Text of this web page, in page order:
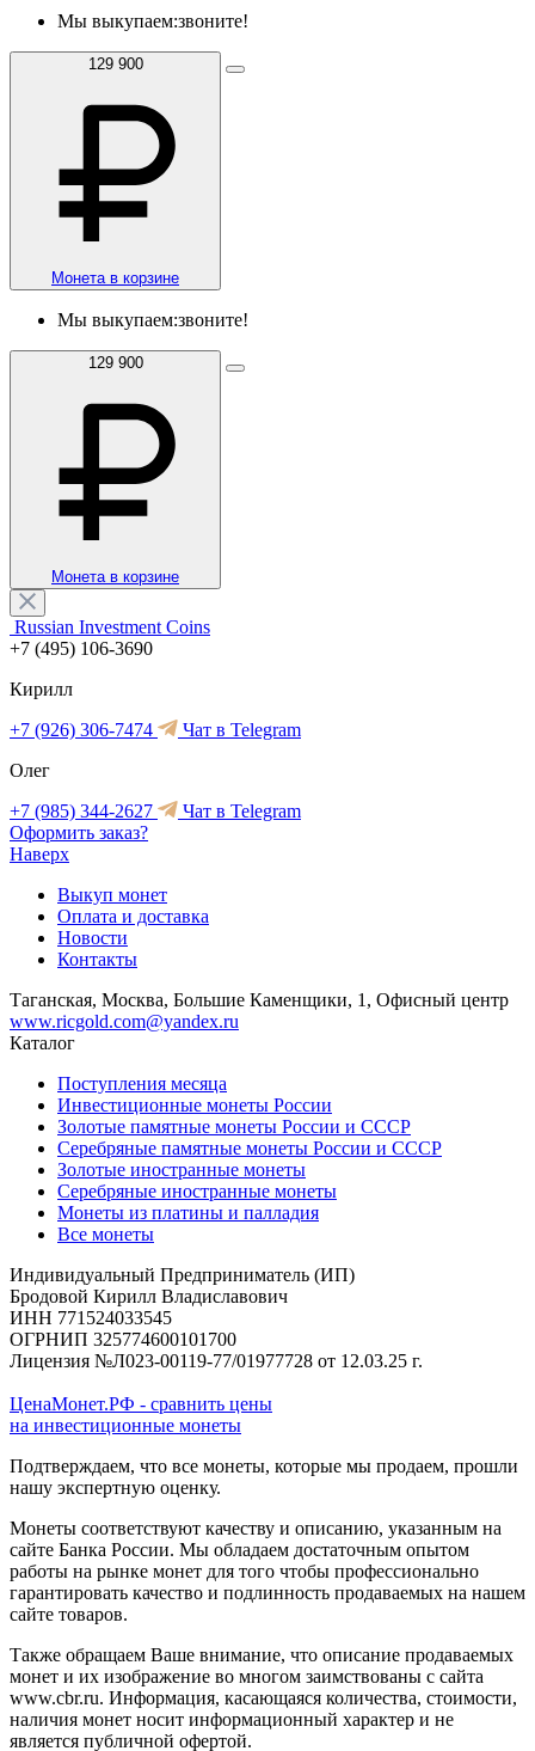
Мы выкупаем:звоните!
129 900
Монета в корзине
Мы выкупаем:звоните!
129 900
Монета в корзине
Russian Investment Coins
+7 (495) 106-3690
Кирилл
+7 (926) 306-7474
Чат в Telegram
Олег
+7 (985) 344-2627
Чат в Telegram
Оформить заказ?
Наверх
Выкуп монет
Оплата и доставка
Новости
Контакты
Таганская, Москва, Большие Каменщики, 1, Офисный центр
www.ricgold.com@yandex.ru
Каталог
Поступления месяца
Инвестиционные монеты России
Золотые памятные монеты России и СССР
Серебряные памятные монеты России и СССР
Золотые иностранные монеты
Серебряные иностранные монеты
Монеты из платины и палладия
Все монеты
Индивидуальный Предприниматель (ИП)
Бродовой Кирилл Владиславович
ИНН 771524033545
ОГРНИП 325774600101700
Лицензия №Л023-00119-77/01977728 от 12.03.25 г.
ЦенаМонет.РФ - сравнить цены
на инвестиционные монеты
Подтверждаем, что все монеты, которые мы продаем, прошли
нашу экспертную оценку.
Монеты соответствуют качеству и описанию, указанным на
сайте Банка России. Мы обладаем достаточным опытом
работы на рынке монет для того чтобы профессионально
гарантировать качество и подлинность продаваемых на нашем
сайте товаров.
Также обращаем Ваше внимание, что описание продаваемых
монет и их изображение во многом заимствованы с сайта
www.cbr.ru. Информация, касающаяся количества, стоимости,
наличия монет носит информационный характер и не
является публичной офертой.